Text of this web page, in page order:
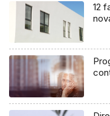
12